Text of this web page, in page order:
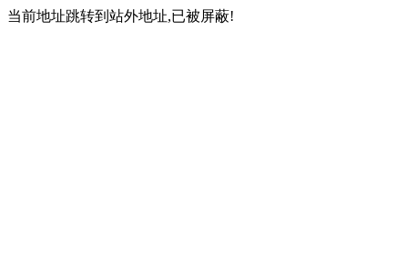
当前地址跳转到站外地址,已被屏蔽!